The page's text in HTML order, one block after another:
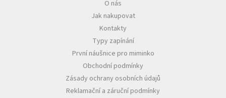
O nás
Jak nakupovat
Kontakty
Typy zapínání
První náušnice pro miminko
Obchodní podmínky
Zásady ochrany osobních údajů
Reklamační a záruční podmínky